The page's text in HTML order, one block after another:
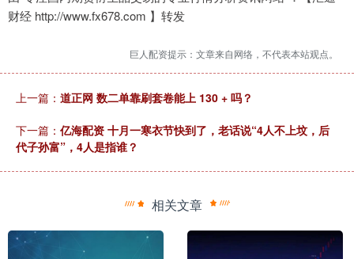
财经 http://www.fx678.com 】转发
巨人配资提示：文章来自网络，不代表本站观点。
上一篇： 道正网 数二单靠刷套卷能上 130 + 吗？
下一篇： 亿海配资 十月一寒衣节快到了，老话说“4人不上坟，后
代子孙富”，4人是指谁？
相关文章